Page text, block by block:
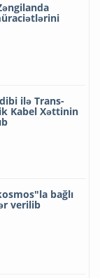
ilə Trans-
Kabel Xəttinin
bağlı
verilib